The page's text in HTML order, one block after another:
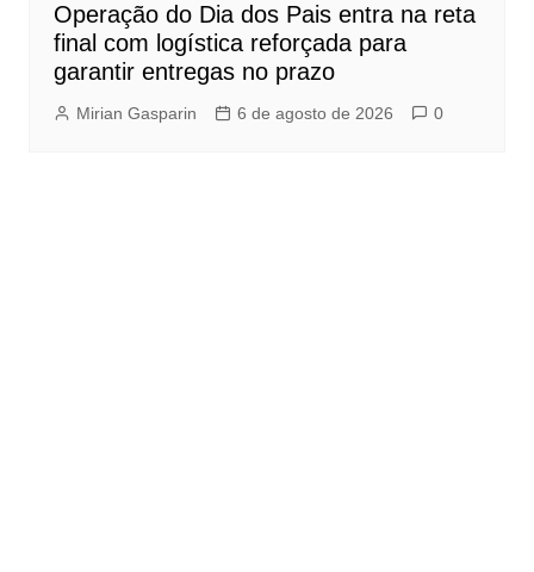
Operação do Dia dos Pais entra na reta
final com logística reforçada para
garantir entregas no prazo
Mirian Gasparin 6 de agosto de 2026 0